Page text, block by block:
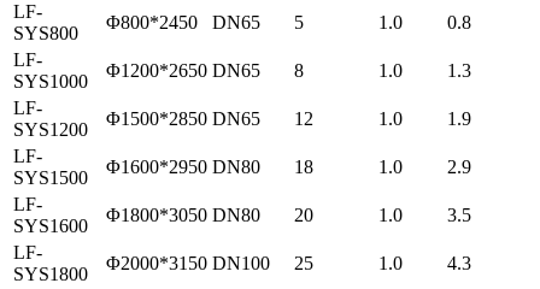
LF-
SYS800
Φ800*2450 DN65 5 1.0
0.8
LF-
SYS1000
Φ1200*2650 DN65 8 1.0
1.3
LF-
SYS1200
Φ1500*2850 DN65 12 1.0
1.9
LF-
SYS1500
Φ1600*2950 DN80 18 1.0
2.9
LF-
SYS1600
Φ1800*3050 DN80 20 1.0
3.5
LF-
SYS1800
Φ2000*3150 DN100 25 1.0
4.3